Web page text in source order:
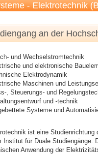
- Elektrotechnik
an der
und Wechselstromtechnik
und elektronische
Elektrodynamik
Maschinen und
, Steuerungs- und
und -technik
Systeme und
ist eine
Institut für Duale Studiengänge.
Anwendung der